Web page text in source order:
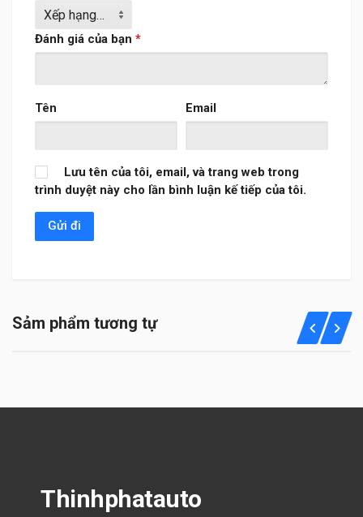
Đánh giá của bạn *
Tên Email
Lưu tên của tôi, email, và trang web trong
trình duyệt này cho lần bình luận kế tiếp của tôi.
Sảm phẩm tương tự
Thinhphatauto